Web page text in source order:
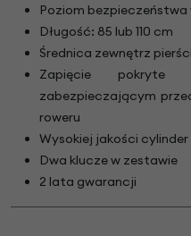
Poziom bezpieczeństwa
Długość: 85 lub 110 cm
Średnica zewnętrz
Zapięcie pokryte
zabezpieczającym
roweru
Wysokiej jakości cylinder
Dwa klucze w zestawie
2 lata gwarancji